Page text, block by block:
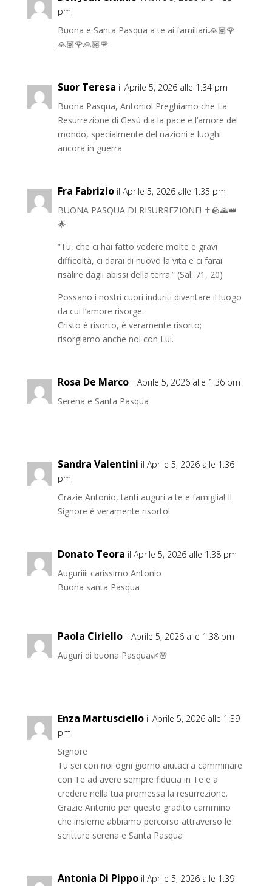
pm
Buona e Santa Pasqua a te ai familiari.🙏🏽🌹
🙏🏽🌹🙏🏽🌹
Suor Teresa il Aprile 5, 2026 alle 1:34 pm
Buona Pasqua, Antonio! Preghiamo che La
Resurrezione di Gesù dia la pace e l’amore del
mondo, specialmente del nazioni e luoghi
ancora in guerra
Fra Fabrizio il Aprile 5, 2026 alle 1:35 pm
BUONA PASQUA DI RISURREZIONE! ✝️🪨🌄👑
🌟
”Tu, che ci hai fatto vedere molte e gravi
difficoltà, ci darai di nuovo la vita e ci farai
risalire dagli abissi della terra.” (Sal. 71, 20)
Possano i nostri cuori induriti diventare il luogo
da cui l’amore risorge.
Cristo è risorto, è veramente risorto;
risorgiamo anche noi con Lui.
Rosa De Marco il Aprile 5, 2026 alle 1:36 pm
Serena e Santa Pasqua
Sandra Valentini il Aprile 5, 2026 alle 1:36
pm
Grazie Antonio, tanti auguri a te e famiglia! Il
Signore è veramente risorto!
Donato Teora il Aprile 5, 2026 alle 1:38 pm
Auguriiii carissimo Antonio
Buona santa Pasqua
Paola Ciriello il Aprile 5, 2026 alle 1:38 pm
Auguri di buona Pasqua🌿🌸
Enza Martusciello il Aprile 5, 2026 alle 1:39
pm
Signore
Tu sei con noi ogni giorno aiutaci a camminare
con Te ad avere sempre fiducia in Te e a
credere nella tua promessa la resurrezione.
Grazie Antonio per questo gradito cammino
che insieme abbiamo percorso attraverso le
scritture serena e Santa Pasqua
Antonia Di Pippo il Aprile 5, 2026 alle 1:39